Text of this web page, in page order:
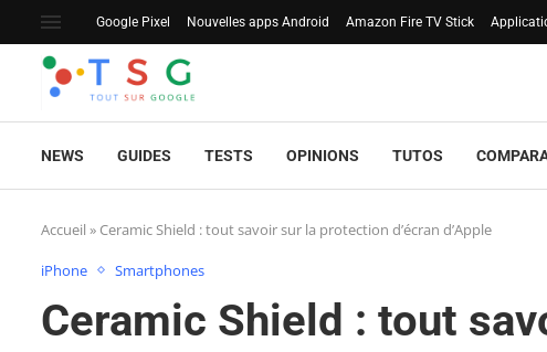
Google Pixel Nouvelles apps Android Amazon Fire TV Stick
NEWS GUIDES TESTS OPINIONS TUTOS
Accueil » Ceramic Shield : tout savoir sur la protection d’écran d’Apple
iPhone Smartphones
Ceramic Shield : tout